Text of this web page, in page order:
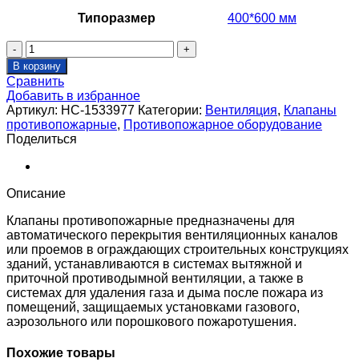
Типоразмер 400*600 мм
Количество
товара
Клапан
противопожарный
SHUFT
SHFDC-
120-
O-
400_600-
0-
0-
0
В корзину
Сравнить
Добавить в избранное
Артикул: НС-1533977 Категории: Вентиляция, Клапаны
противопожарные, Противопожарное оборудование
Поделиться
Описание
Клапаны противопожарные предназначены для
автоматического перекрытия вентиляционных каналов
или проемов в ограждающих строительных конструкциях
зданий, устанавливаются в системах вытяжной и
приточной противодымной вентиляции, а также в
системах для удаления газа и дыма после пожара из
помещений, защищаемых установками газового,
аэрозольного или порошкового пожаротушения.
Похожие товары